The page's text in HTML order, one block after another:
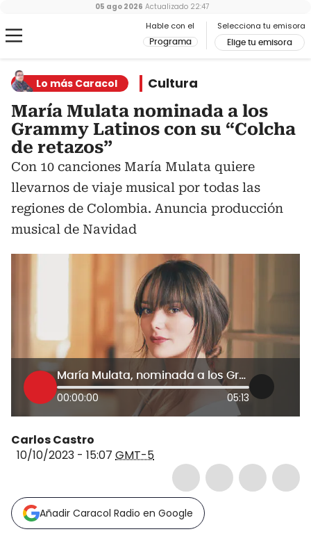
Hable con el
Programa
Selecciona tu emisora
Elige tu emisora
05 ago 2026 Actualizado 22:47
Lo más Caracol Cultura
María Mulata nominada a los
Grammy Latinos con su “Colcha
de retazos”
Con 10 canciones María Mulata quiere
llevarnos de viaje musical por todas las
regiones de Colombia. Anuncia producción
musical de Navidad
María Mulata, nominada a los Grammy Latinos con "Colcha de retazos"
00:00:00 05:13
Carlos Castro
10/10/2023 - 15:07 GMT-5
Añadir Caracol Radio en Google